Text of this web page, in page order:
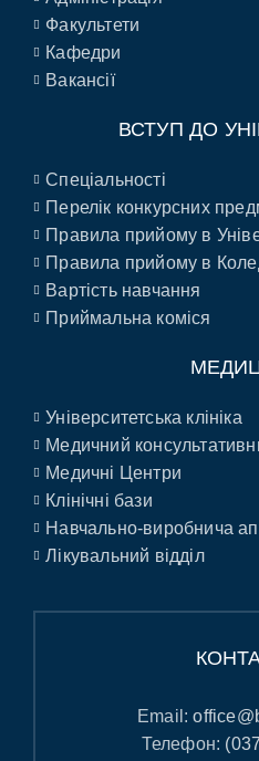
Факультети
Кафедри
Вакансії
ВСТУП ДО
Спеціальності
Перелік конкурсних
Правила прийому в
Правила прийому в
Вартість навчання
Приймальна коміся
Університетська клініка
Медичний
Медичні Центри
Клінічні бази
Навчально-виробнича
Лікувальний відділ
Email:
Телефон: